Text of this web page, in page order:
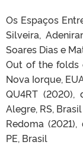
Os Espaços
Silveira,
Soares Dias e
Out of the folds
Nova Iorque,
QU4RT (2020),
Alegre, RS, Brasil
Redoma
PE, Brasil